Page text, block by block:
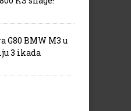
G80 BMW M3 u
3 ikada